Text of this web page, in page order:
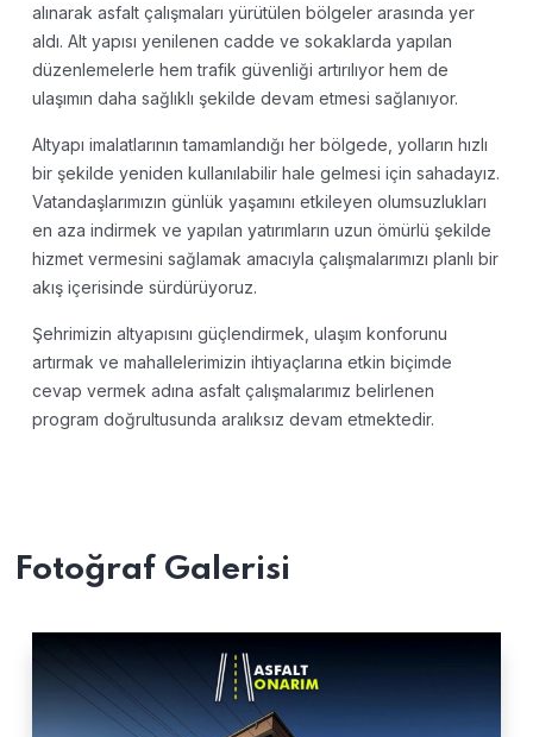
alınarak asfalt çalışmaları yürütülen bölgeler arasında yer
aldı. Alt yapısı yenilenen cadde ve sokaklarda yapılan
düzenlemelerle hem trafik güvenliği artırılıyor hem de
ulaşımın daha sağlıklı şekilde devam etmesi sağlanıyor.
Altyapı imalatlarının tamamlandığı her bölgede, yolların hızlı
bir şekilde yeniden kullanılabilir hale gelmesi için sahadayız.
Vatandaşlarımızın günlük yaşamını etkileyen olumsuzlukları
en aza indirmek ve yapılan yatırımların uzun ömürlü şekilde
hizmet vermesini sağlamak amacıyla çalışmalarımızı planlı bir
akış içerisinde sürdürüyoruz.
Şehrimizin altyapısını güçlendirmek, ulaşım konforunu
artırmak ve mahallelerimizin ihtiyaçlarına etkin biçimde
cevap vermek adına asfalt çalışmalarımız belirlenen
program doğrultusunda aralıksız devam etmektedir.
Fotoğraf Galerisi